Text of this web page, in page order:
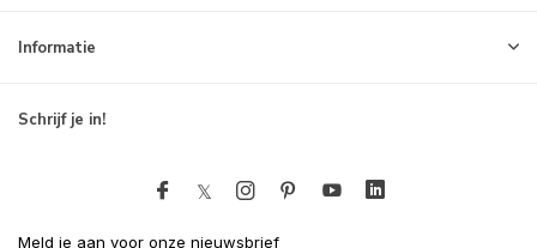
Informatie
Schrijf je in!
Meld je aan voor onze nieuwsbrief